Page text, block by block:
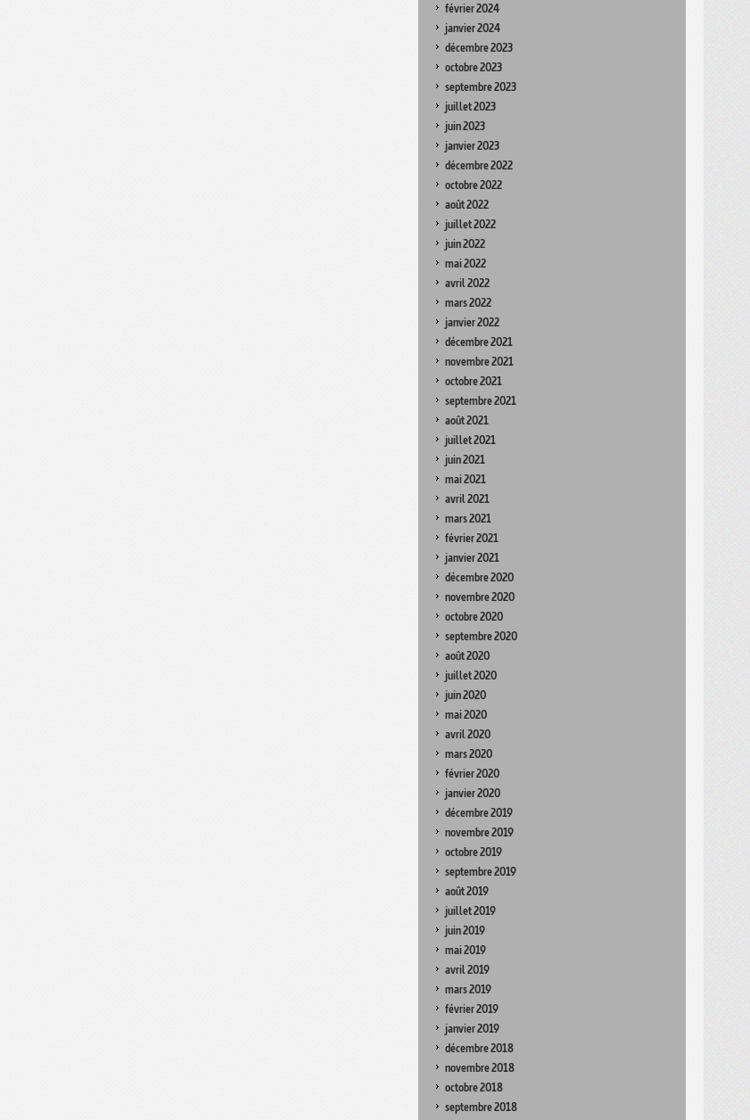
février 2024
janvier 2024
décembre 2023
octobre 2023
septembre 2023
juillet 2023
juin 2023
janvier 2023
décembre 2022
octobre 2022
août 2022
juillet 2022
juin 2022
mai 2022
avril 2022
mars 2022
janvier 2022
décembre 2021
novembre 2021
octobre 2021
septembre 2021
août 2021
juillet 2021
juin 2021
mai 2021
avril 2021
mars 2021
février 2021
janvier 2021
décembre 2020
novembre 2020
octobre 2020
septembre 2020
août 2020
juillet 2020
juin 2020
mai 2020
avril 2020
mars 2020
février 2020
janvier 2020
décembre 2019
novembre 2019
octobre 2019
septembre 2019
août 2019
juillet 2019
juin 2019
mai 2019
avril 2019
mars 2019
février 2019
janvier 2019
décembre 2018
novembre 2018
octobre 2018
septembre 2018